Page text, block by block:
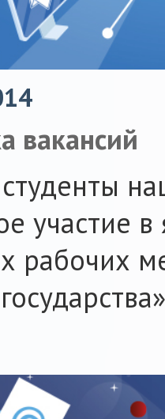
вакансий
участие
рабочих